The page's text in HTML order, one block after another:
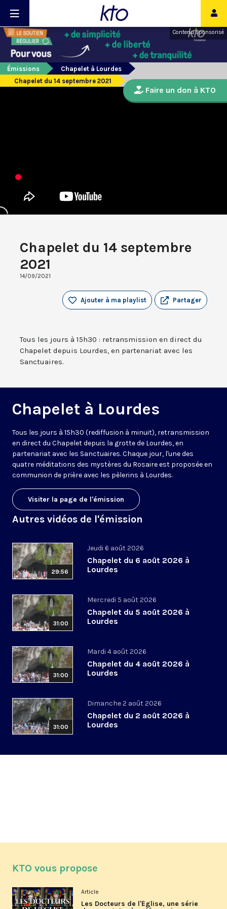
Contenu sponsorisé
Émissions
Chapelet à Lourdes
Chapelet du 14 septembre 2021
Chapelet du 14 septembre
2021
14/09/2021
Partager
Ajouter à ma playlist
Tous les jours à 15h30 : retransmission en direct du
Chapelet depuis Lourdes, en partenariat avec les
Sanctuaires.
Chapelet à Lourdes
Tous les jours à 15h30 (rediffusion à minuit), retransmission
en direct du Chapelet depuis la grotte de Lourdes, en
partenariat avec les Sanctuaires. Chaque jour, l'une des
quatre méditations des mystères du Rosaire est proposée en
communion de prière avec les pèlerins à Lourdes.
Visiter la page de l'émission
Autres vidéos de l'émission
29:56
Jeudi 6 août 2026
Chapelet du 6 août 2026 à
Lourdes
31:00
Mercredi 5 août 2026
Chapelet du 5 août 2026 à
Lourdes
31:00
Mardi 4 août 2026
Chapelet du 4 août 2026 à
Lourdes
31:00
Dimanche 2 août 2026
Chapelet du 2 août 2026 à
Lourdes
Faire un don à KTO
KTO vous propose
Article
Les Docteurs de l'Église, une série